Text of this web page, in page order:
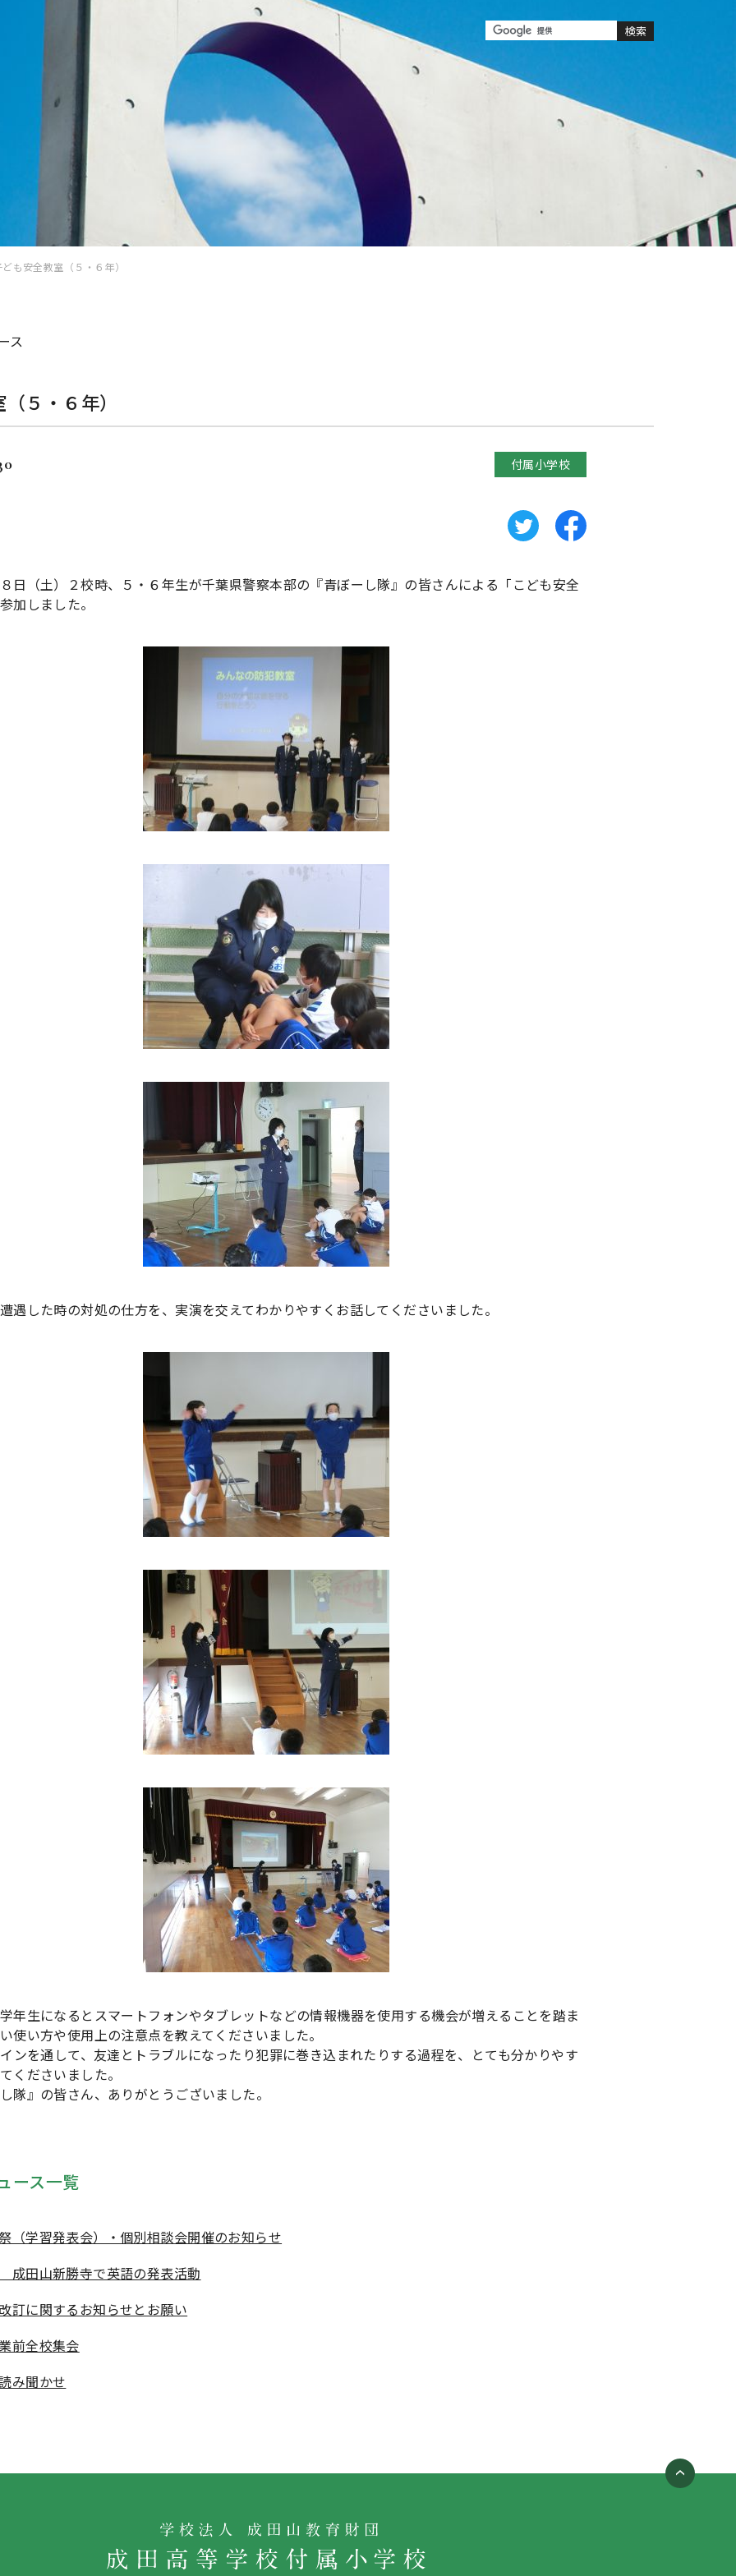
も安全教室（５・６年）
ス
５・６年）
付属小学校
日（土）２校時、５・６年生が千葉県警察本部の『青ぼーし隊』の皆さんによる「こども安全
加しました。
遇した時の対処の仕方を、実演を交えてわかりやすくお話してくださいました。
年生になるとスマートフォンやタブレットなどの情報機器を使用する機会が増えることを踏ま
使い方や使用上の注意点を教えてくださいました。
ンを通して、友達とトラブルになったり犯罪に巻き込まれたりする過程を、とても分かりやす
くださいました。
隊』の皆さん、ありがとうございました。
ース一覧
（学習発表会）・個別相談会開催のお知らせ
田山新勝寺で英語の発表活動
訂に関するお知らせとお願い
前全校集会
み聞かせ